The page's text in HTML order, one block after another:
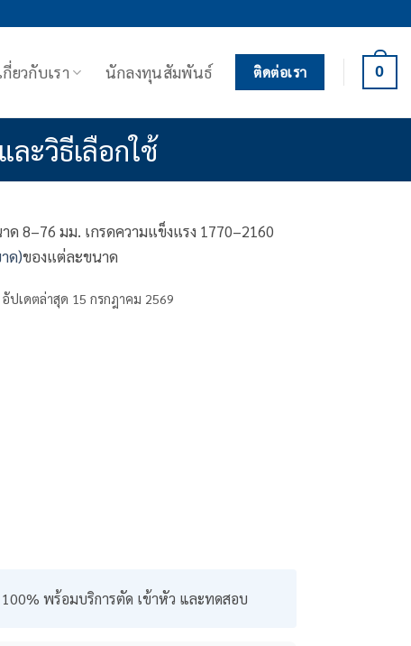
กี่ยวกับเรา นักลงทุนสัมพันธ์ ติดต่อเรา 0
ะวิธีเลือกใช้
8–76 มม. เกรดความแข็งแรง 1770–2160
ด)ของแต่ละขนาด
ปเดตล่าสุด 15 กรกฎาคม 2569
100% พร้อมบริการตัด เข้าหัว และทดสอบ